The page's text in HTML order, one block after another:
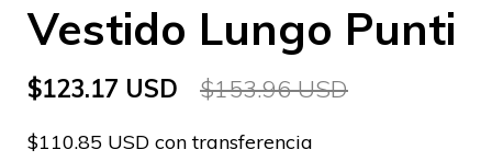
Vestido Lungo Punti
$123.17 USD $153.96 USD
$110.85 USD con transferencia